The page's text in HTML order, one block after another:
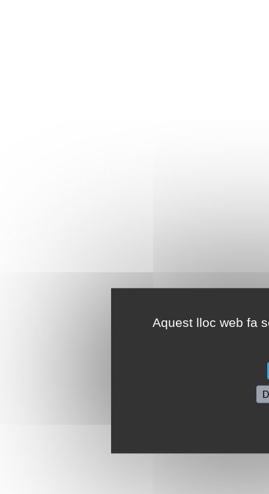
Aquest lloc web fa